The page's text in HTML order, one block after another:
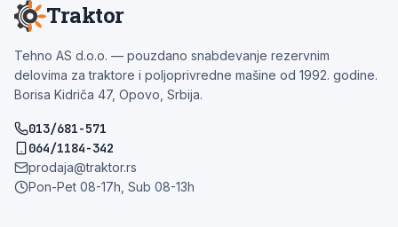
Traktor
Tehno AS d.o.o. — pouzdano snabdevanje rezervnim
delovima za traktore i poljoprivredne mašine od 1992. godine.
Borisa Kidriča 47, Opovo, Srbija.
013/681-571
064/1184-342
prodaja@traktor.rs
Pon-Pet 08-17h, Sub 08-13h